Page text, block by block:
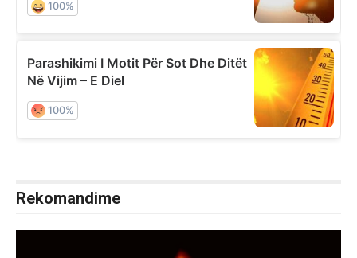
Rekomandime